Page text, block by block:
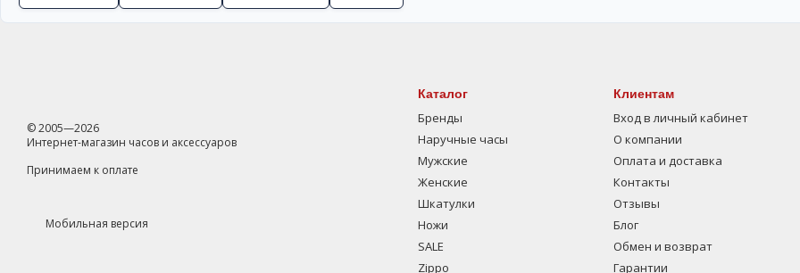
© 2005—2026
Интернет-магазин часов и аксессуаров
Принимаем к оплате
Мобильная версия
Каталог
Бренды
Наручные часы
Мужские
Женские
Шкатулки
Ножи
SALE
Zippo
Клиентам
Вход в личный кабинет
О компании
Оплата и доставка
Контакты
Отзывы
Блог
Обмен и возврат
Гарантии